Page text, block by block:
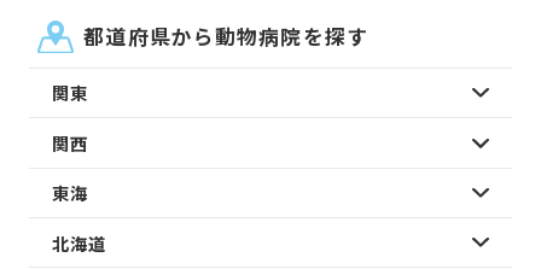
都道府県から動物病院を探す
関東
関西
東海
北海道